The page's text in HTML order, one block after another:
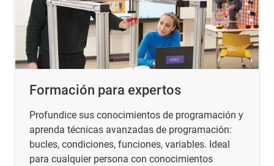
Formación para expertos
Profundice sus conocimientos de programación y
aprenda técnicas avanzadas de programación:
bucles, condiciones, funciones, variables. Ideal
para cualquier persona con conocimientos